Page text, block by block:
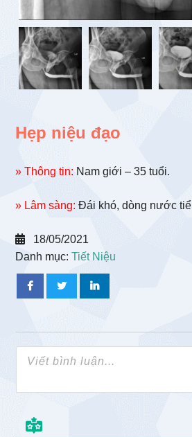
Hẹp niệu đạo
» Thông tin: Nam giới – 35 tuổi.
» Lâm sàng: Đái khó, dòng nước
18/05/2021
Danh mục:Tiết Niệu